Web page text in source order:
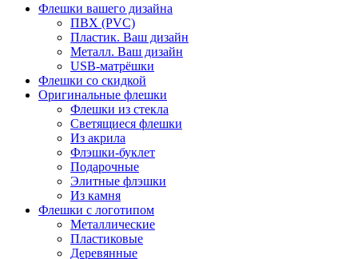
Флешки вашего дизайна
ПВХ (PVC)
Пластик. Ваш дизайн
Металл. Ваш дизайн
USB-матрёшки
Флешки со скидкой
Оригинальные флешки
Флешки из стекла
Светящиеся флешки
Из акрила
Флэшки-буклет
Подарочные
Элитные флэшки
Из камня
Флешки с логотипом
Металлические
Пластиковые
Деревянные